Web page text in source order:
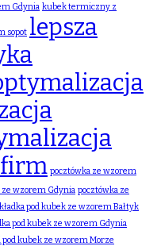
Gdynia kubek termiczny z
sopot lepsza
firm pocztówka ze wzorem
ze wzorem Gdynia pocztówka ze
pod kubek ze wzorem Bałtyk
pod kubek ze wzorem Gdynia
pod kubek ze wzorem Morze